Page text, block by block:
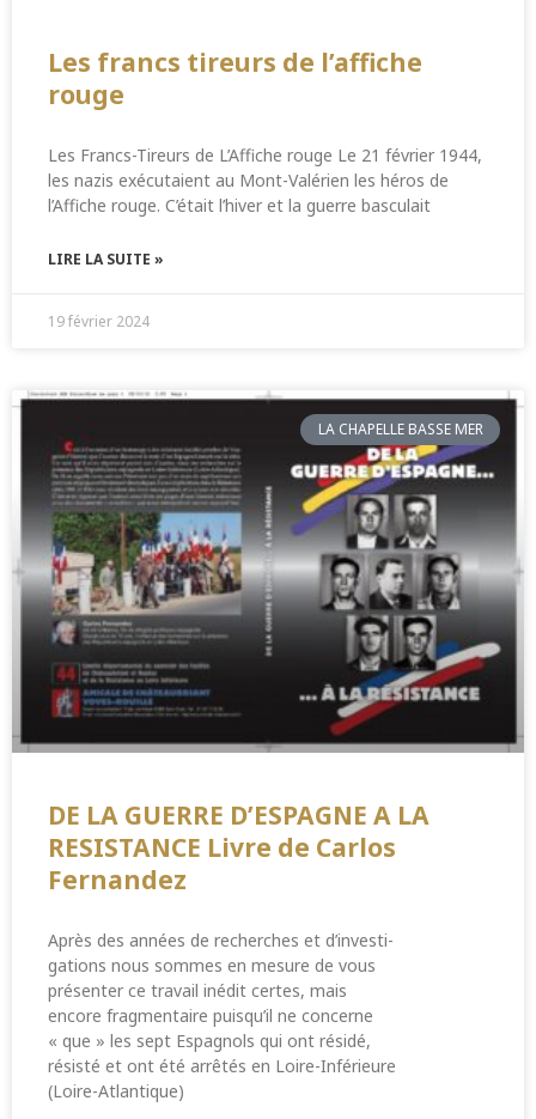
Les francs tireurs de l’affiche
rouge
Les Francs-Tireurs de L’Affiche rouge Le 21 février 1944,
les nazis exécutaient au Mont-Valérien les héros de
l’Affiche rouge. C’était l’hiver et la guerre basculait
LIRE LA SUITE »
19 février 2024
LA CHAPELLE BASSE MER
DE LA GUERRE D’ESPAGNE A LA
RESISTANCE Livre de Carlos
Fernandez
Après des années de recherches et d’investi-
gations nous sommes en mesure de vous
présenter ce travail inédit certes, mais
encore fragmentaire puisqu’il ne concerne
« que » les sept Espagnols qui ont résidé,
résisté et ont été arrêtés en Loire-Inférieure
(Loire-Atlantique)